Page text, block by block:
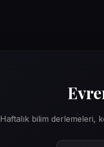
Haftalık bilim derlemeleri,